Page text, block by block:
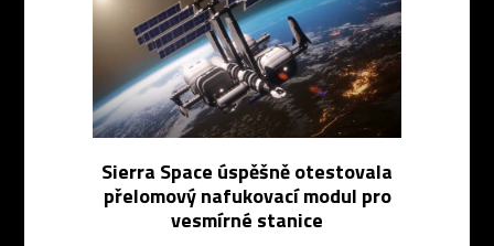
Sierra Space úspěšně otestovala
přelomový nafukovací modul pro
vesmírné stanice